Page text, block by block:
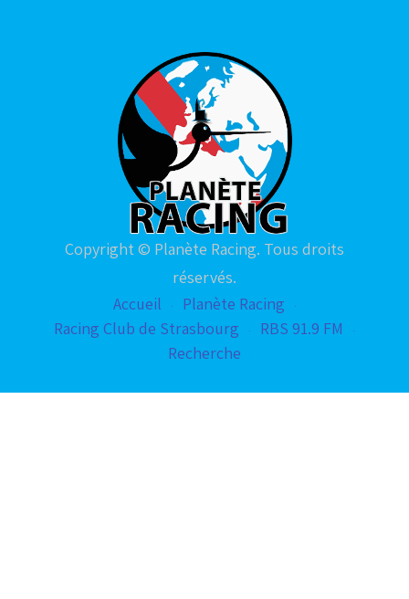
Copyright © Planète Racing. Tous droits
réservés.
Accueil
Planète Racing
Racing Club de Strasbourg
RBS 91.9 FM
Recherche